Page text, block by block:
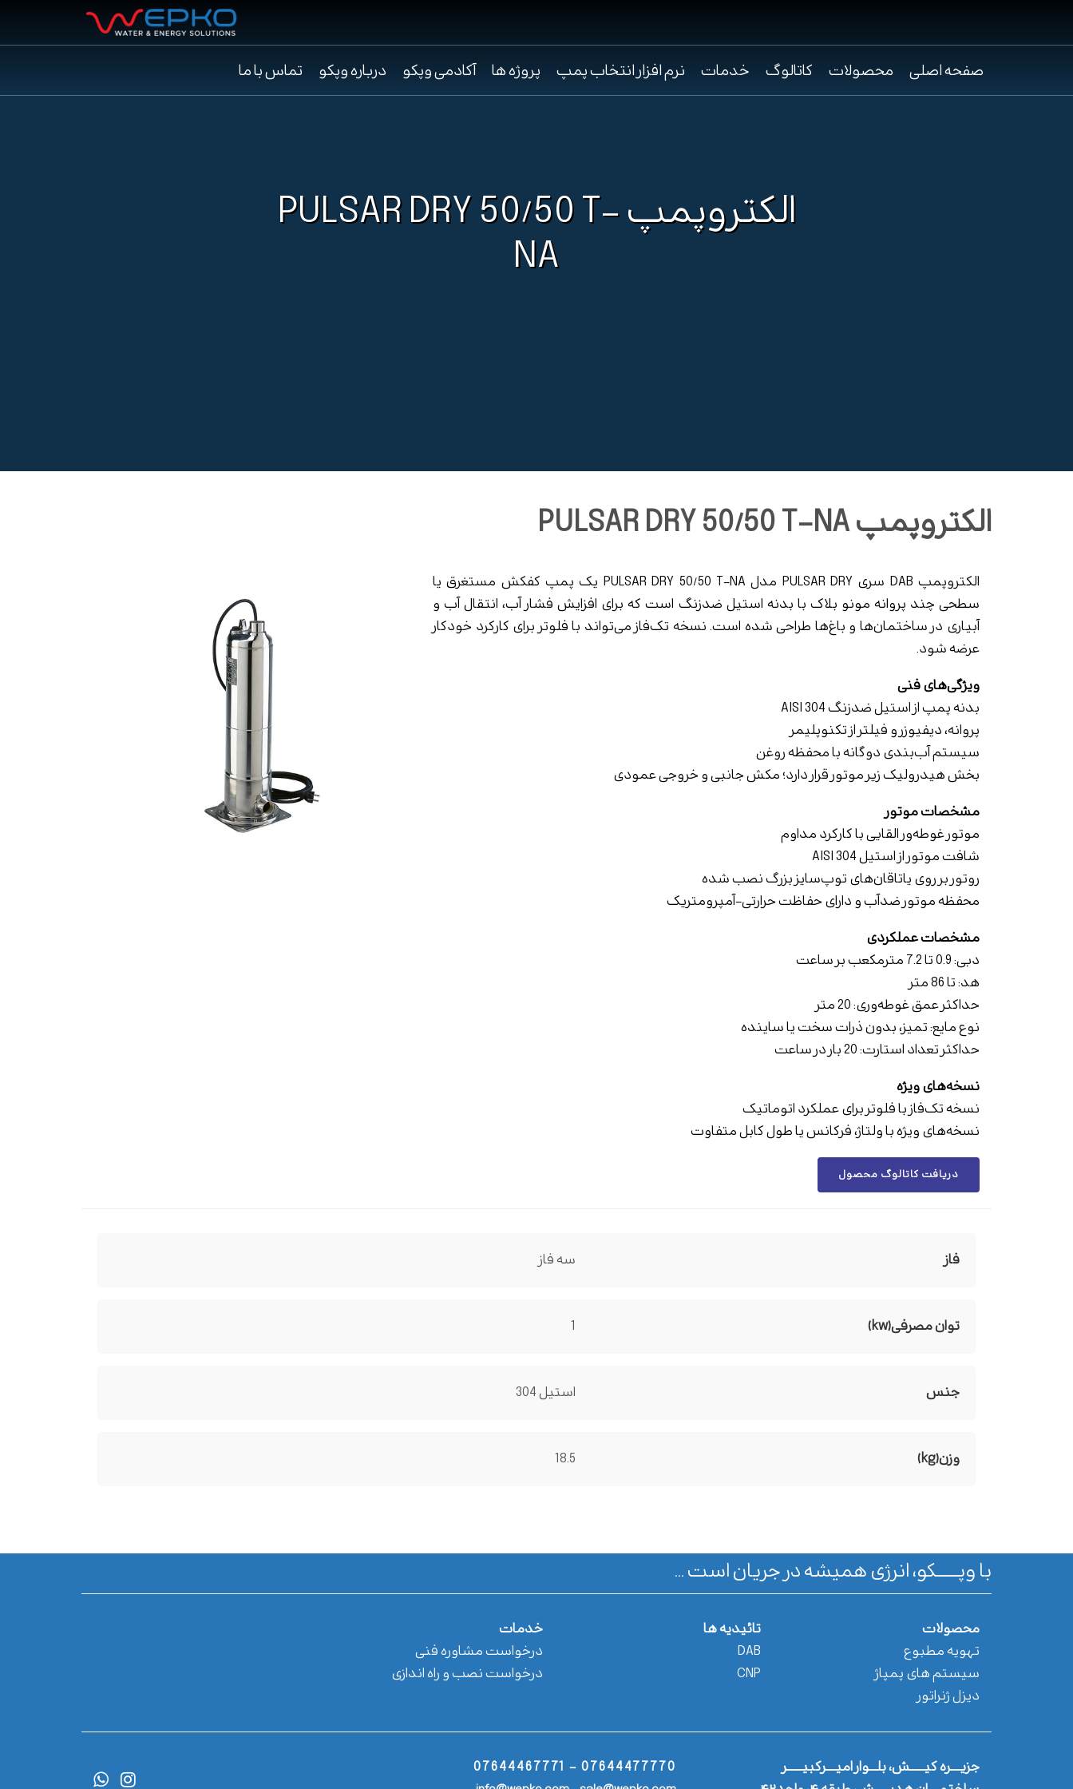
صفحه اصلی محصولات کاتالوگ خدمات نرم افزار انتخاب پمپ پروژه ها آکادمی وپکو درباره وپکو تماس با ما
الکتروپمپ PULSAR DRY 50/50 T-
NA
الکتروپمپ PULSAR DRY 50/50 T-NA
الکتروپمپ DAB سری PULSAR DRY مدل PULSAR DRY 50/50 T-NA یک پمپ کفکش مستغرق یا
سطحی چند پروانه مونو بلاک با بدنه استیل ضدزنگ است که برای افزایش فشار آب، انتقال آب و
آبیاری در ساختمان‌ها و باغ‌ها طراحی شده است. نسخه تک‌فاز می‌تواند با فلوتر برای کارکرد خودکار
عرضه شود.
ویژگی‌های فنی
بدنه پمپ از استیل ضدزنگ AISI 304
پروانه، دیفیوزر و فیلتر از تکنوپلیمر
سیستم آب‌بندی دوگانه با محفظه روغن
بخش هیدرولیک زیر موتور قرار دارد؛ مکش جانبی و خروجی عمودی
مشخصات موتور
موتور غوطه‌ور القایی با کارکرد مداوم
شافت موتور از استیل AISI 304
روتور بر روی یاتاقان‌های توپ‌سایز بزرگ نصب شده
محفظه موتور ضدآب و دارای حفاظت حرارتی-آمپرومتریک
مشخصات عملکردی
دبی: 0.9 تا 7.2 مترمکعب بر ساعت
هد: تا 86 متر
حداکثر عمق غوطه‌وری: 20 متر
نوع مایع: تمیز، بدون ذرات سخت یا ساینده
حداکثر تعداد استارت: 20 بار در ساعت
نسخه‌های ویژه
نسخه تک‌فاز با فلوتر برای عملکرد اتوماتیک
نسخه‌های ویژه با ولتاژ، فرکانس یا طول کابل متفاوت
دریافت کاتالوگ محصول
فاز سه فاز
توان مصرفی(kw) 1
جنس استیل 304
وزن(kg) 18.5
با وپـــــــکو، انرژی همیشه در جریان است ...
محصولات
تهویه مطبوع
سیستم های پمپاژ
دیزل ژنراتور
تائیدیه ها
DAB
CNP
خدمات
درخواست مشاوره فنی
درخواست نصب و راه اندازی
07644477770 - 07644467771
جزیــــره کیــــــش، بلـــوار امیــــرکبیــــــر